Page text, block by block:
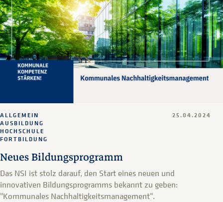
Neues Bildungsprogramm
ALLGEMEIN
AUSBILDUNG
HOCHSCHULE
FORTBILDUNG
25.04.2024
Das NSI ist stolz darauf, den Start eines neuen und
innovativen Bildungsprogramms bekannt zu geben:
"Kommunales Nachhaltigkeitsmanagement".